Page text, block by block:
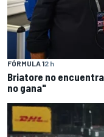
FÓRMULA 12 h
Briatore no
no gana"